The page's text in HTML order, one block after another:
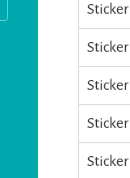
Sticker
Sticker
Sticker
Sticker
Sticker